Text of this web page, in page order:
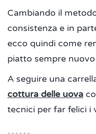
Cambiando il
consistenza e in
ecco quindi come
piatto sempre
A seguire una
cottura delle uova
tecnici per far felici i